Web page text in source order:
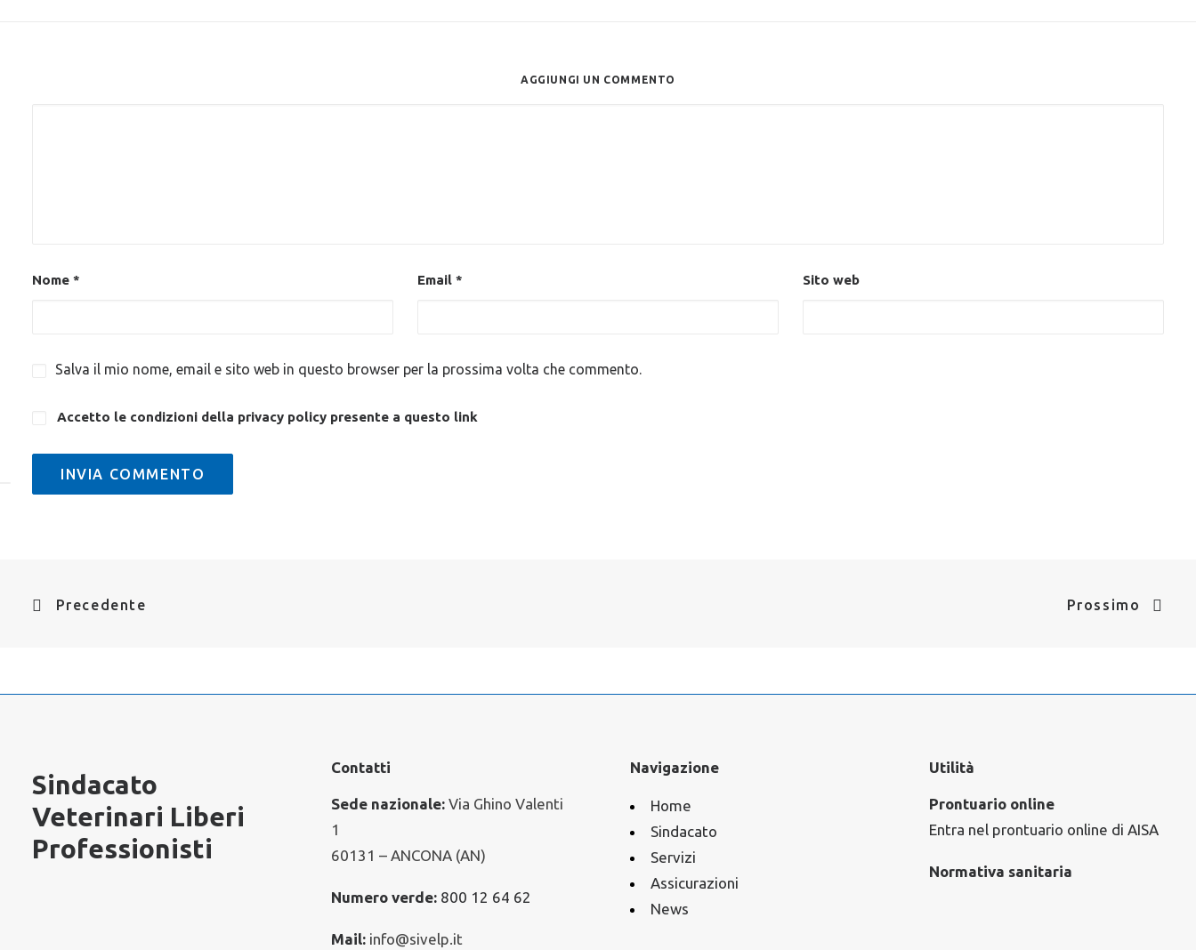
AGGIUNGI UN COMMENTO
Nome * Email * Sito web
Salva il mio nome, email e sito web in questo browser per la prossima volta che commento.
Accetto le condizioni della privacy policy presente a questo link
Precedente Prossimo
Sindacato
Veterinari Liberi
Professionisti
Contatti
Sede nazionale: Via Ghino Valenti
1
60131 – ANCONA (AN)
Numero verde: 800 12 64 62
Mail: info@sivelp.it
Navigazione
Home
Sindacato
Servizi
Assicurazioni
News
Utilità
Prontuario online
Entra nel prontuario online di AISA
Normativa sanitaria